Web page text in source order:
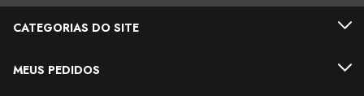
CATEGORIAS DO SITE
MEUS PEDIDOS